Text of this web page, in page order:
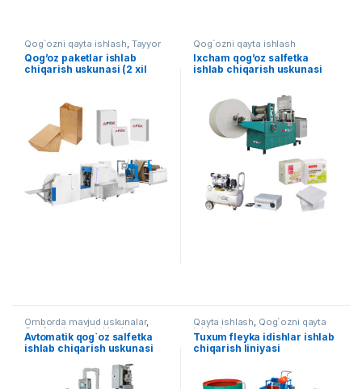
Qog`ozni qayta ishlash Tayyor
liniyalar
Qog’oz paketlar ishlab
chiqarish uskunasi (2 xil
Qog`ozni qayta ishlash
Ixcham qog’oz salfetka
ishlab chiqarish uskunasi
Omborda mavjud uskunalar,
Qog`ozni qayta ishlash
Avtomatik qog`oz salfetka
ishlab chiqarish uskunasi
Qayta ishlash, Qog`ozni qayta
ishlash
Tuxum fleyka idishlar ishlab
chiqarish liniyasi